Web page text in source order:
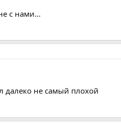
с нами...
далеко не самый плохой